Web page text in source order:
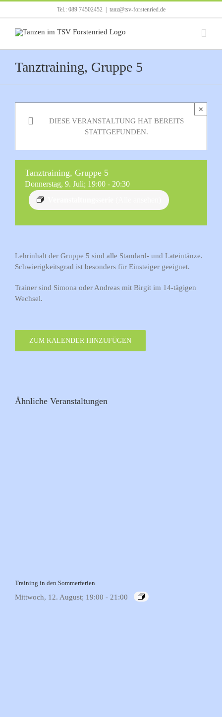
Inhalt
springen
Tel.: 089 74502452 tanz@tsv-forstenried.de
Tanztraining, Gruppe 5
DIESE VERANSTALTUNG HAT BEREITS
STATTGEFUNDEN.
×
Tanztraining, Gruppe 5
Donnerstag, 9. Juli; 19:00 - 20:30
Lehrinhalt der Gruppe 5 sind alle Standard- und Lateintänze.
Schwierigkeitsgrad ist besonders für Einsteiger geeignet.
Trainer sind Simona oder Andreas mit Birgit im 14-tägigen
Wechsel.
ZUM KALENDER HINZUFÜGEN
Ähnliche Veranstaltungen
Training in den Sommerferien
Mittwoch, 12. August; 19:00 - 21:00